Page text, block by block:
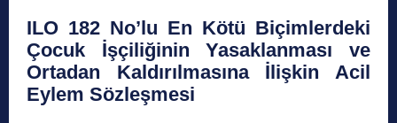
ILO 182 No’lu En Kötü Biçimlerdeki
Çocuk İşçiliğinin Yasaklanması ve
Ortadan Kaldırılmasına İlişkin Acil
Eylem Sözleşmesi